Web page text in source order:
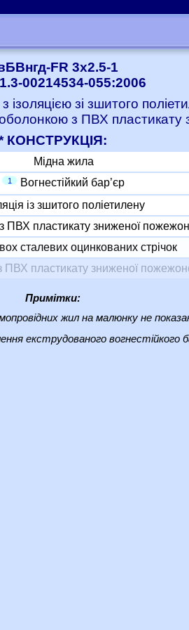
FR 3x2.5-1
00214534-055:2006
ізоляцією зі зшитого
з ПВХ
КОНСТРУКЦІЯ:
Мідна жила
1
Вогнестійкий бар’єр
із зшитого поліетилену
ПВХ пластикату зниженої
сталевих оцинкованих стрічок
ПВХ пластикату зниженої
Примітки:
жил на малюнку не
екструдованого вогнестійкого